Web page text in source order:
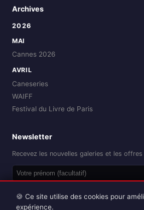
Archives
2026
MAI
Cannes 2026
AVRIL
Caneseries
WAIFF
Festival du Livre de Paris
Newsletter
Recevez les nouvelles galeries et les offres
🍪 Ce site utilise des cookies pour
expérience.